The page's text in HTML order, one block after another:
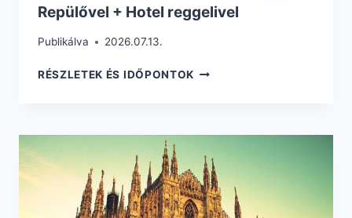
Repülővel + Hotel reggelivel
Publikálva 2026.07.13.
RÉSZLETEK ÉS IDŐPONTOK 2
CSAK
27.595
FT.
REPÜLŐVEL
+